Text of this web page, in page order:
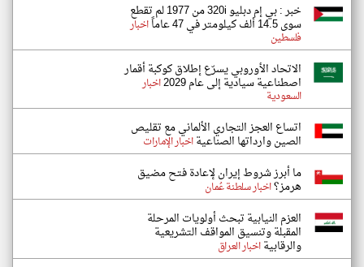
خبر : بي إم دبليو 320i من 1977 لم تقطع
سوى 14.5 ألف كيلومتر في 47 عاماً اخبار
فلسطين
الاتحاد الأوروبي يسرّع إطلاق كوكبة أقمار
اصطناعية سيادية إلى عام 2029 اخبار
السعودية
اتساع العجز التجاري الألماني مع تقليص
الصين وارداتها الصناعيةاخبار الإمارات
ما أبرز شروط إيران لإعادة فتح مضيق
هرمز؟اخبار سلطنة عُمان
العزم النيابية تبحث أولويات المرحلة
المقبلة وتنسيق المواقف التشريعية
والرقابيةاخبار العراق